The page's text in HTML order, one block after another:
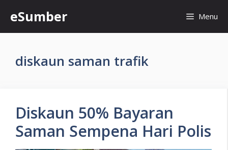
content
eSumber Menu
diskaun saman trafik
Diskaun 50% Bayaran
Saman Sempena Hari Polis